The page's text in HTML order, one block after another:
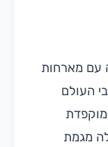
עם מארחות
העולם
מגמת